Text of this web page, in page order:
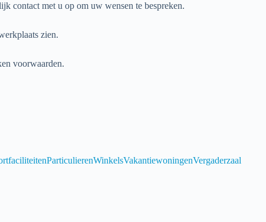
contact met u op om uw wensen te bespreken.
zien.
voorwaarden.
ParticulierenWinkelsVakantiewoningenVergaderzaal